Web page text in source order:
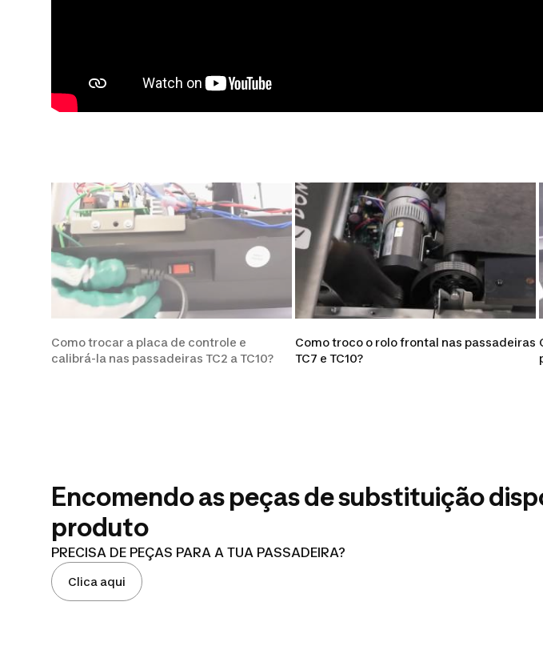
Como trocar a placa de controle e
calibrá-la nas passadeiras TC2 a TC10?
Como troco o rolo frontal nas passadeiras
TC7 e TC10?
Encomendo as peças de substituição
produto
PRECISA DE PEÇAS PARA A TUA PASSADEIRA?
Clica aqui